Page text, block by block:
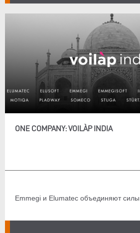
ONE COMPANY: VOILÀP INDIA
Emmegi и Elumatec объединяют силы